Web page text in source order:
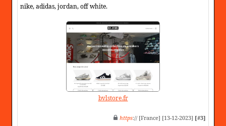
nike, adidas, jordan, off white.
bvlstore.fr
https:// [France] [13-12-2023] [#3]